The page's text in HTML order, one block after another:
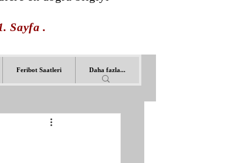
Sayfa .
Feribot Saatleri Daha fazla...